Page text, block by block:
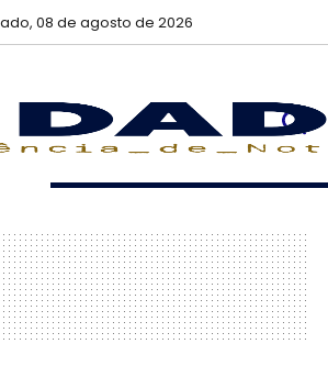
08 de agosto de 2026